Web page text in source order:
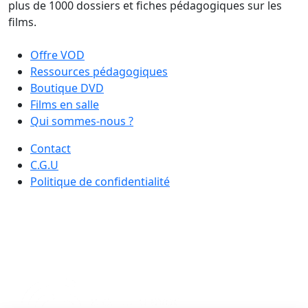
plus de 1000 dossiers et fiches pédagogiques sur les
films.
Offre VOD
Ressources pédagogiques
Boutique DVD
Films en salle
Qui sommes-nous ?
Contact
C.G.U
Politique de confidentialité